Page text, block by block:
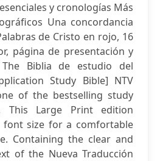
y cronologías Más
Una concordancia
de Cristo en rojo, 16
página de presentación y
Biblia de estudio del
Study Bible] NTV
of the bestselling study
This Large Print edition
font size for a comfortable
Containing the clear and
of the Nueva Traducción